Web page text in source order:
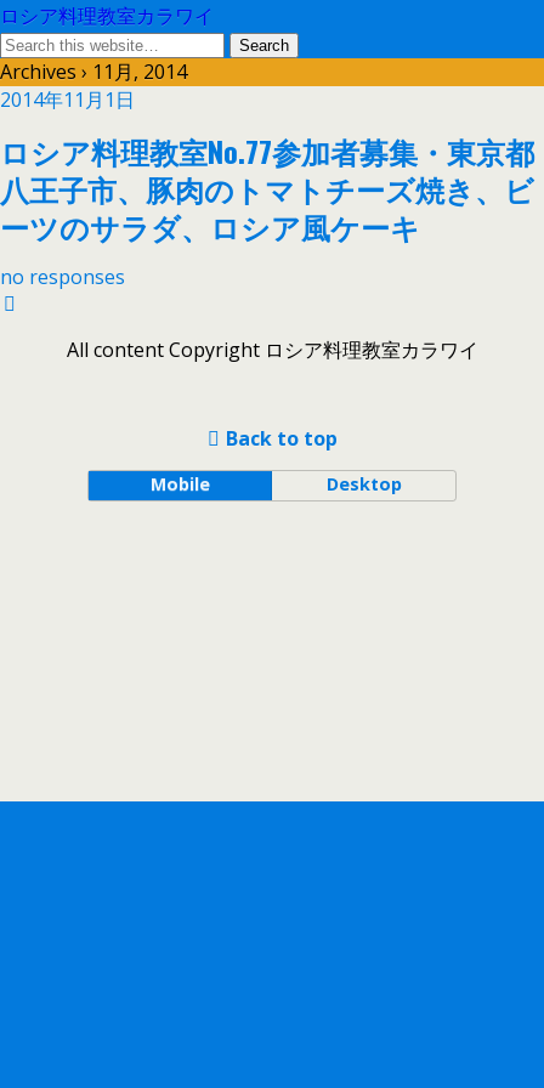
ロシア料理教室カラワイ
Archives › 11月, 2014
2014年11月1日
ロシア料理教室No.77参加者募集・東京都
八王子市、豚肉のトマトチーズ焼き、ビ
ーツのサラダ、ロシア風ケーキ
no responses
All content Copyright ロシア料理教室カラワイ
Back to top
Mobile Desktop